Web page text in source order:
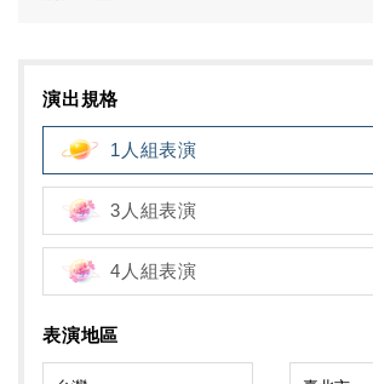
演出規格
1人組表演
3人組表演
4人組表演
表演地區